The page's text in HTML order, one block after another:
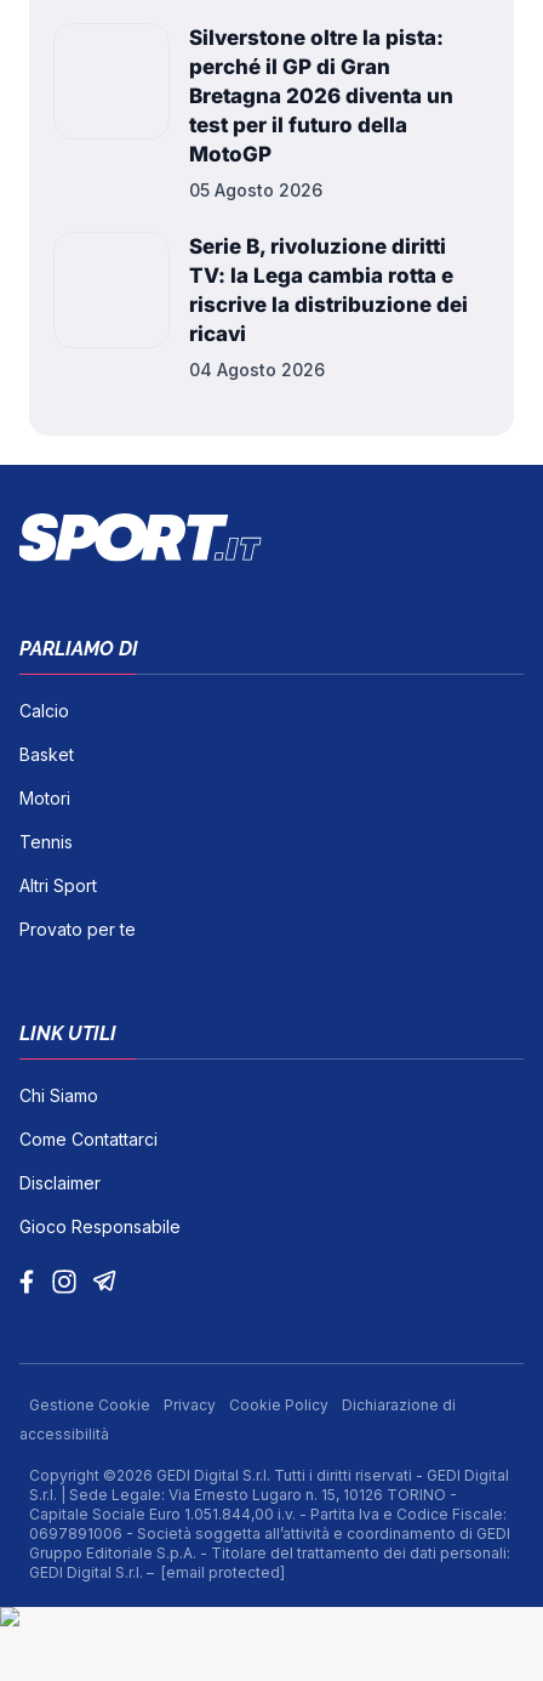
Silverstone oltre la pista:
perché il GP di Gran
Bretagna 2026 diventa un
test per il futuro della
MotoGP
05 Agosto 2026
Serie B, rivoluzione diritti
TV: la Lega cambia rotta e
riscrive la distribuzione dei
ricavi
04 Agosto 2026
PARLIAMO DI
Calcio
Basket
Motori
Tennis
Altri Sport
Provato per te
LINK UTILI
Chi Siamo
Come Contattarci
Disclaimer
Gioco Responsabile
Gestione Cookie Privacy Cookie Policy
Dichiarazione di
accessibilità
Copyright ©2026 GEDI Digital S.r.l. Tutti i diritti riservati - GEDI Digital
S.r.l. | Sede Legale: Via Ernesto Lugaro n. 15, 10126 TORINO -
Capitale Sociale Euro 1.051.844,00 i.v. - Partita Iva e Codice Fiscale:
0697891006 - Società soggetta all’attività e coordinamento di GEDI
Gruppo Editoriale S.p.A. - Titolare del trattamento dei dati personali:
GEDI Digital S.r.l. – [email protected]